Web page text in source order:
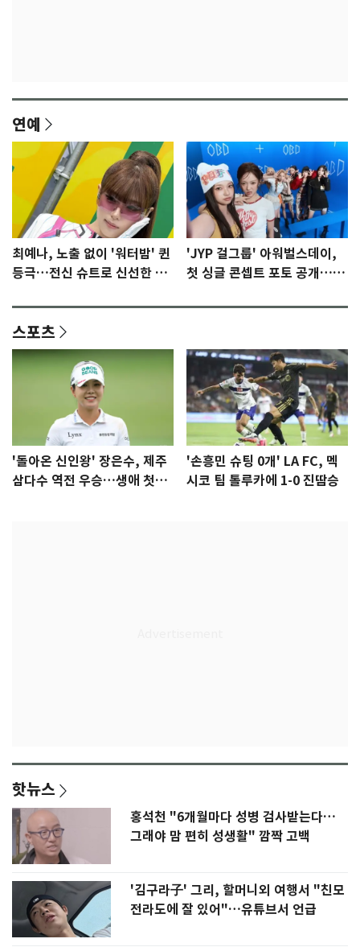
연예
최예나, 노출 없이 '워터밤' 퀸
등극…전신 슈트로 신선한 충
'JYP 걸그룹' 아워벌스데이,
첫 싱글 콘셉트 포토 공개…청
스포츠
'돌아온 신인왕' 장은수, 제주
삼다수 역전 우승…생애 첫승
'손흥민 슈팅 0개' LA FC, 멕
시코 팀 톨루카에 1-0 진땀승
핫뉴스
홍석천 "6개월마다 성병 검사받는다…
그래야 맘 편히 성생활" 깜짝 고백
'김구라子' 그리, 할머니외 여행서 "친모
전라도에 잘 있어"…유튜브서 언급